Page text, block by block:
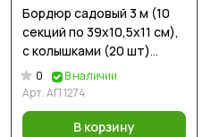
Бордюр садовый 3 м (10
секций по 39х10,5х11 см),
с колышками (20 шт)
серый
0
В наличии
Арт.АП 1274
В корзину